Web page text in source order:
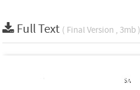
Full Text ( Final Version , 3mb )